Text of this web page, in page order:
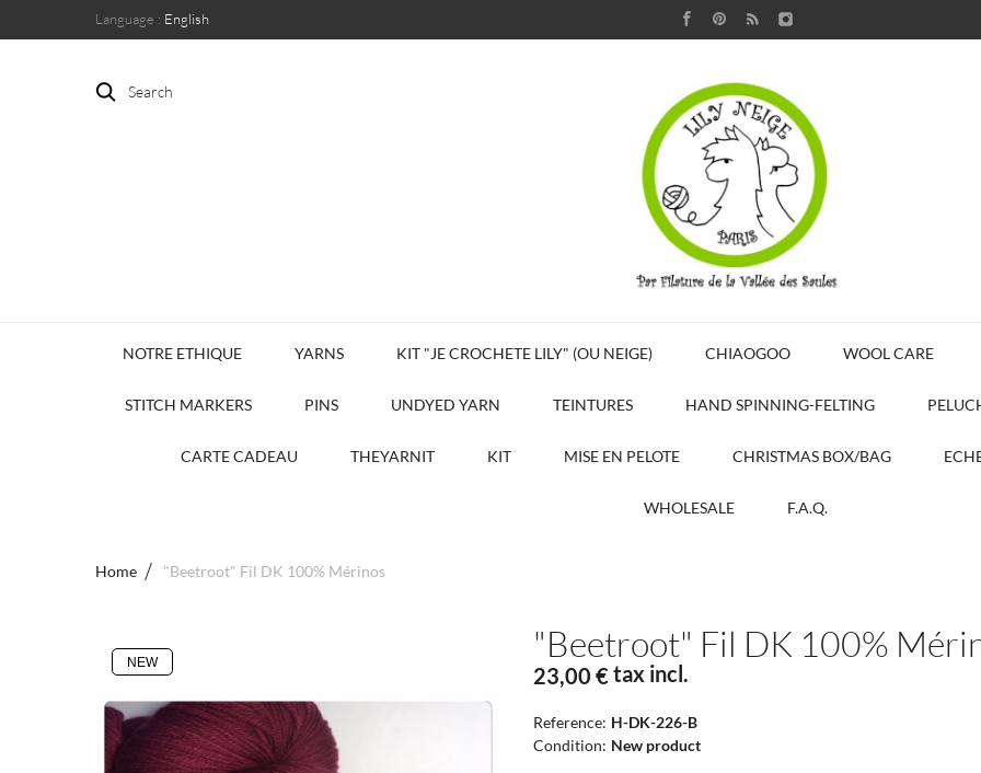
Language : English
Search
NOTRE ETHIQUE YARNS KIT "JE CROCHETE LILY" (OU NEIGE) CHIAOGOO WOOL CARE
STITCH MARKERS PINS UNDYED YARN TEINTURES HAND SPINNING-FELTING
CARTE CADEAU THEYARNIT KIT MISE EN PELOTE CHRISTMAS BOX/BAG
WHOLESALE F.A.Q.
Home "Beetroot" Fil DK 100% Mérinos
NEW "Beetroot" Fil DK 100%
23,00 €tax incl.
Reference: H-DK-226-B
Condition: New product